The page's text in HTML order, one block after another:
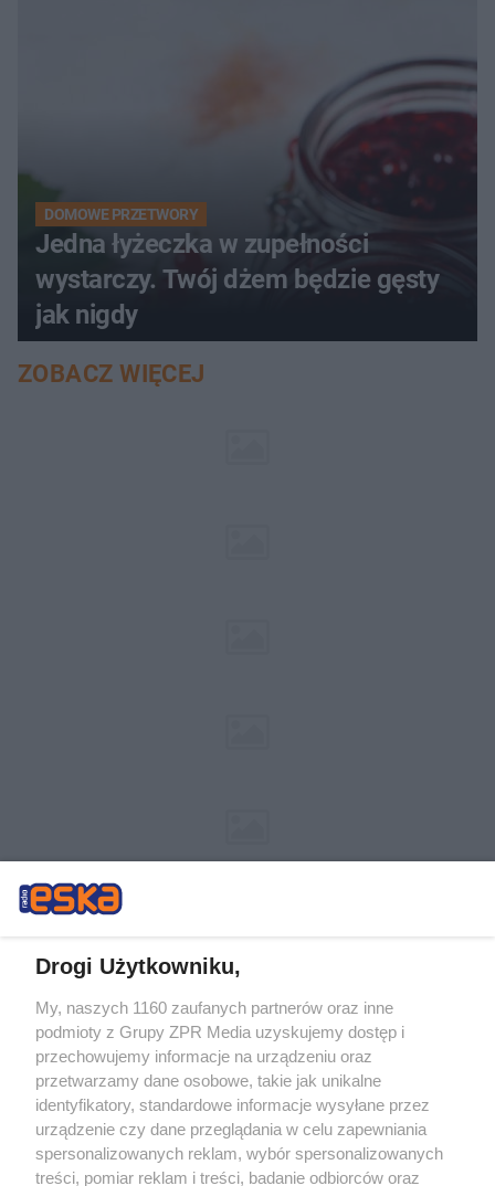
DOMOWE PRZETWORY
Jedna łyżeczka w zupełności
wystarczy. Twój dżem będzie gęsty
jak nigdy
ZOBACZ WIĘCEJ
Żaden utwór zamieszczony w serwisie nie może być powielany i
rozpowszechniany lub dalej rozpowszechniany w jakikolwiek sposób (w
tym także elektroniczny lub mechaniczny) na jakimkolwiek polu
eksploatacji w jakiejkolwiek formie, włącznie z umieszczaniem w Internecie
bez pisemnej zgody właściciela praw. Jakiekolwiek użycie lub
wykorzystanie utworów w całości lub w części z naruszeniem prawa, tzn.
bez właściwej zgody, jest zabronione pod groźbą kary i może być ścigane
prawnie.
Drogi Użytkowniku,
My, naszych 1160 zaufanych partnerów oraz inne
podmioty z Grupy ZPR Media uzyskujemy dostęp i
przechowujemy informacje na urządzeniu oraz
przetwarzamy dane osobowe, takie jak unikalne
identyfikatory, standardowe informacje wysyłane przez
urządzenie czy dane przeglądania w celu zapewniania
spersonalizowanych reklam, wybór spersonalizowanych
treści, pomiar reklam i treści, badanie odbiorców oraz